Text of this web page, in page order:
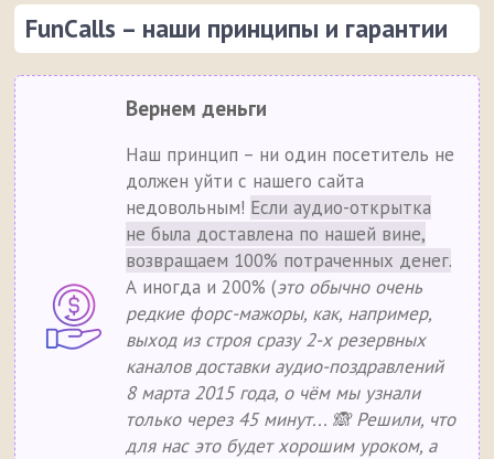
FunCalls – наши принципы и гарантии
Вернем деньги
Наш принцип – ни один посетитель не
должен уйти с нашего сайта
недовольным! Если аудио-открытка
не была доставлена по нашей вине,
возвращаем 100% потраченных денег.
А иногда и 200% (это обычно очень
редкие форс-мажоры, как, например,
выход из строя сразу 2-х резервных
каналов доставки аудио-поздравлений
8 марта 2015 года, о чём мы узнали
только через 45 минут... 🙈 Решили, что
для нас это будет хорошим уроком, а